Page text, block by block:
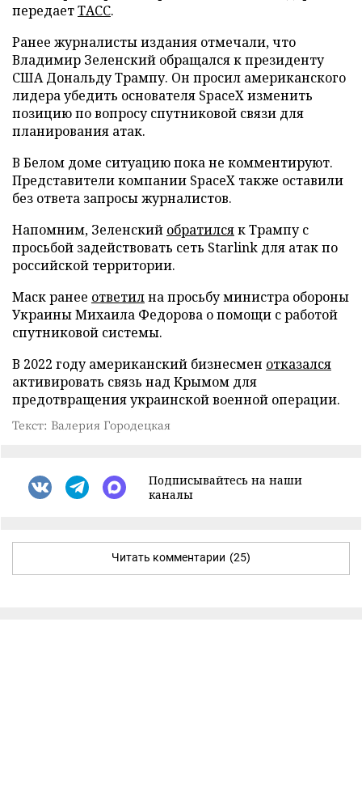
передаетТАСС.
Ранее журналисты издания отмечали, что
Владимир Зеленский обращался к президенту
США Дональду Трампу. Он просил американского
лидера убедить основателя SpaceX изменить
позицию по вопросу спутниковой связи для
планирования атак.
В Белом доме ситуацию пока не комментируют.
Представители компании SpaceX также оставили
без ответа запросы журналистов.
Напомним, Зеленский обратилсяк Трампу с
просьбой задействовать сеть Starlink для атак по
российской территории.
Маск ранее ответилна просьбу министра обороны
Украины Михаила Федорова о помощи с работой
спутниковой системы.
В 2022 году американский бизнесмен отказался
активировать связь над Крымом для
предотвращения украинской военной операции.
Текст: Валерия Городецкая
Подписывайтесь на наши
каналы
Читать комментарии (25)